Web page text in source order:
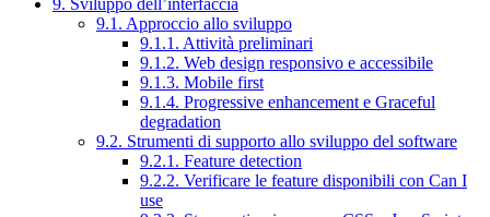
9.1. Approccio allo sviluppo
9.1.1. Attività preliminari
9.1.2. Web design responsivo e accessibile
9.1.3. Mobile first
9.1.4. Progressive enhancement e Graceful
degradation
9.2. Strumenti di supporto allo sviluppo del software
9.2.1. Feature detection
9.2.2. Verificare le feature disponibili con Can I
use